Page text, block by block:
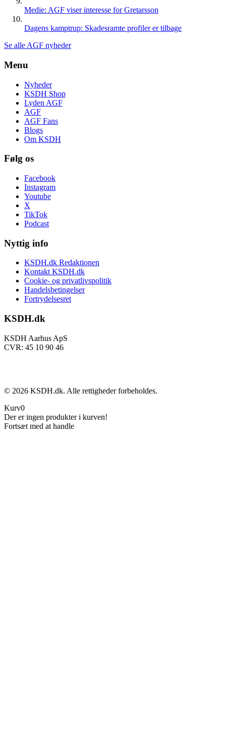
Medie: AGF viser interesse for Gretarsson
Dagens kamptrup: Skadesramte profiler er tilbage
Se alle AGF nyheder
Menu
Nyheder
KSDH Shop
Lyden AGF
AGF
AGF Fans
Blogs
Om KSDH
Følg os
Facebook
Instagram
Youtube
X
TikTok
Podcast
Nyttig info
KSDH.dk Redaktionen
Kontakt KSDH.dk
Cookie- og privatlivspolitik
Handelsbetingelser
Fortrydelsesret
KSDH.dk
KSDH Aarhus ApS
CVR: 45 10 90 46
© 2026 KSDH.dk. Alle rettigheder forbeholdes.
Kurv0
Der er ingen produkter i kurven!
Fortsæt med at handle